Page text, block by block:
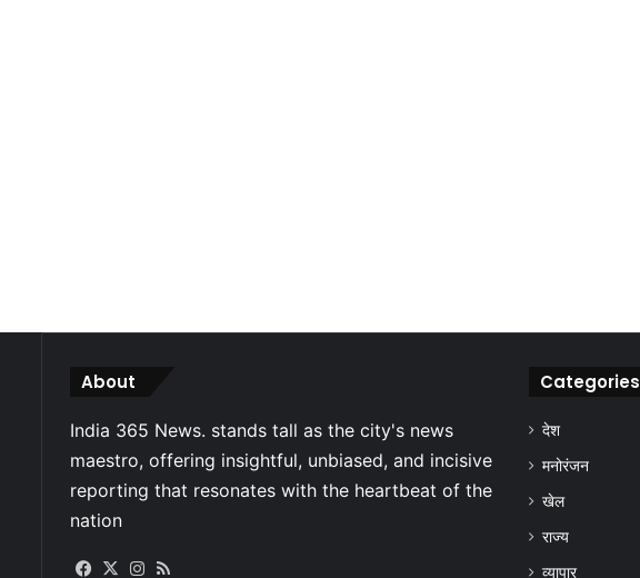
About
Facebook
X Instagram
Categories
देश
मनोरंजन
खेल
राज्य
व्यापार